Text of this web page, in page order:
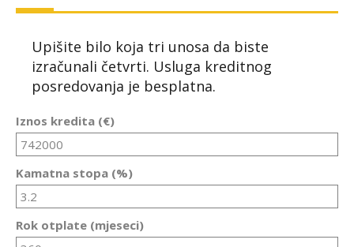
Upišite bilo koja tri unosa da biste
izračunali četvrti. Usluga kreditnog
posredovanja je besplatna.
Iznos kredita (€)
Kamatna stopa (%)
Rok otplate (mjeseci)